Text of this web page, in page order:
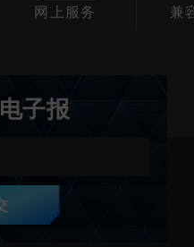
网上服务 兼
子报